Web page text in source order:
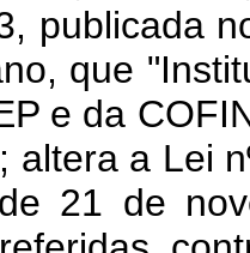
publicada
que
e da
altera a Lei
21 de